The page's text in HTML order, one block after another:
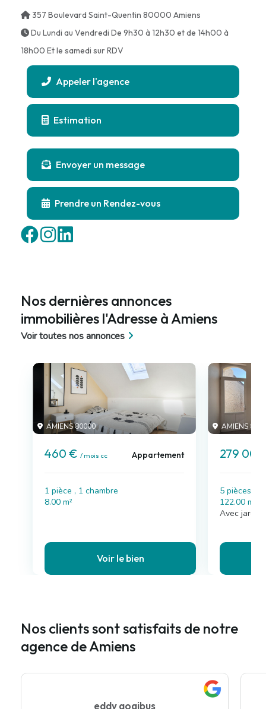
357 Boulevard Saint-Quentin 80000 Amiens
Du Lundi au Vendredi De 9h30 à 12h30 et de 14h00 à
18h00 Et le samedi sur RDV
Appeler l'agence
Estimation
Envoyer un message
Prendre un Rendez-vous
Nos dernières annonces
immobilières l'Adresse à Amiens
Voir toutes nos annonces
AMIENS 80000
460 € / mois cc Appartement
1 pièce , 1 chambre
8.00 m²
Voir le bien
AMIENS
279
5 pièces , 3
122.00 m²
Avec jardin
Nos clients sont satisfaits de notre
agence de Amiens
eddy gogibus